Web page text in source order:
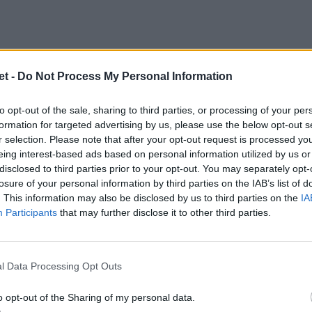
- Do Not Process My Personal Information
opt-out of the sale, sharing to third parties, or processing of your
for targeted advertising by us, please use the below opt-out
selection. Please note that after your opt-out request is processed
interest-based ads based on personal information utilized by us
to third parties prior to your opt-out. You may separately
of your personal information by third parties on the IAB’s list of
This information may also be disclosed by us to third parties on the
Participants that may further disclose it to other third parties.
Data Processing Opt Outs
opt-out of the Sharing of my personal data.
quando Canna ha preferito calciare
campo per segnare la quarta meta,